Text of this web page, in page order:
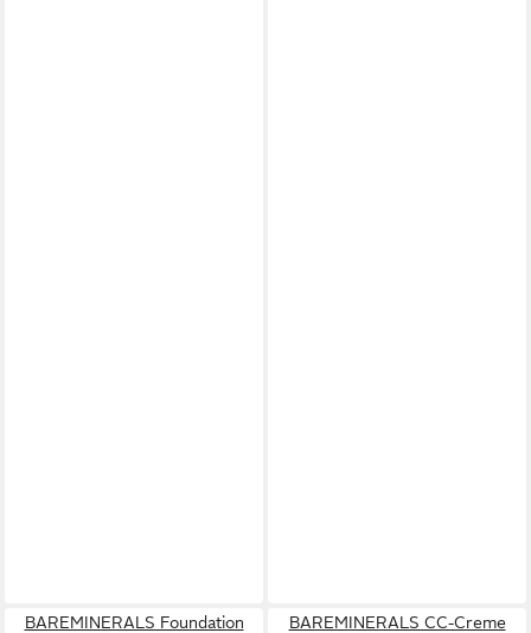
BAREMINERALS Foundation
BAREMINERALS CC-Creme